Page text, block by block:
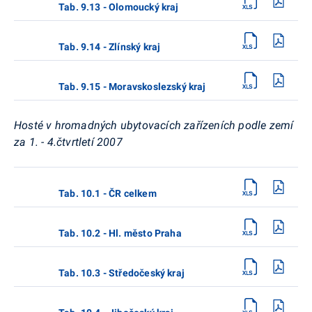
Tab. 9.13 - Olomoucký kraj
Tab. 9.14 - Zlínský kraj
Tab. 9.15 - Moravskoslezský kraj
Hosté v hromadných ubytovacích zařízeních podle zemí
za 1. - 4.čtvrtletí 2007
Tab. 10.1 - ČR celkem
Tab. 10.2 - Hl. město Praha
Tab. 10.3 - Středočeský kraj